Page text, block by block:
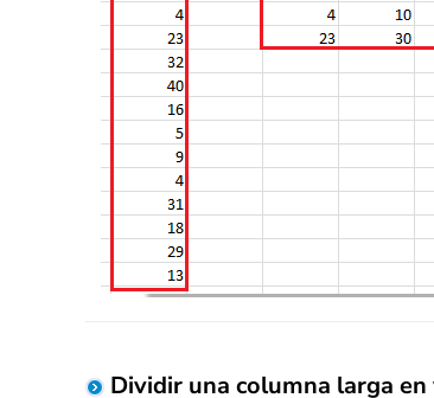
Dividir una columna larga